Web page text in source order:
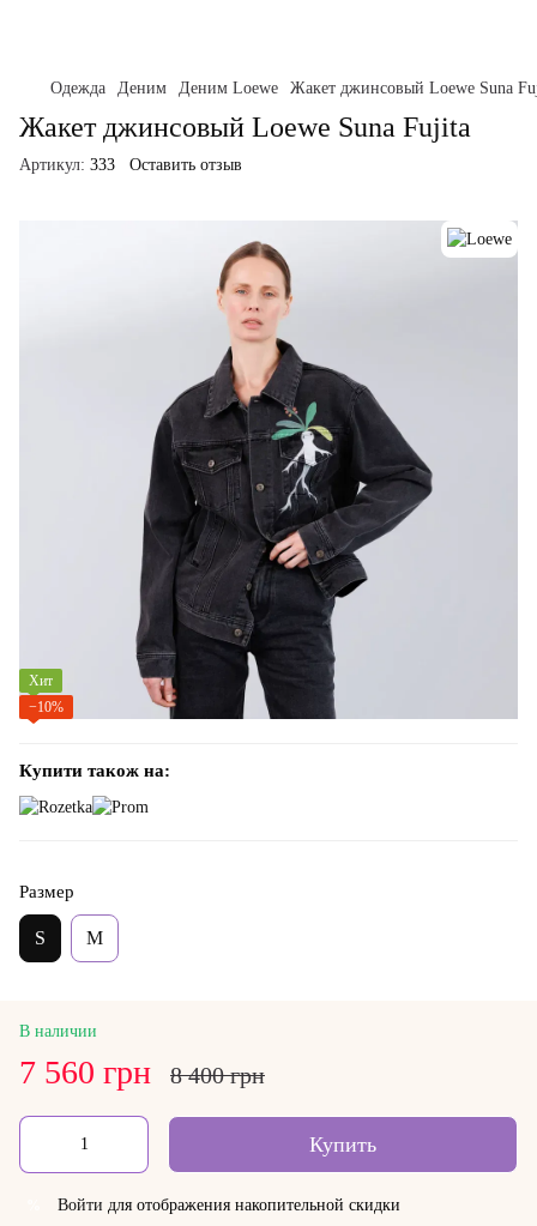
Одежда Деним Деним Loewe Жакет джинсовый Loewe Suna
Жакет джинсовый Loewe Suna Fujita
Артикул: 333 Оставить отзыв
Хит
−10%
Купити також на:
Размер
S M
В наличии
7 560 грн 8 400 грн
Купить
Войти для отображения накопительной скидки